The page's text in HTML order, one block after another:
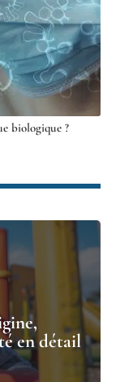
biologique ?
en détail